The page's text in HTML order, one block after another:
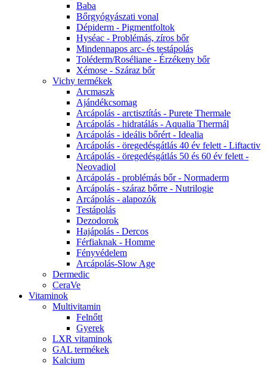
Baba
Bőrgyógyászati vonal
Dépiderm - Pigmentfoltok
Hyséac - Problémás, zíros bőr
Mindennapos arc- és testápolás
Toléderm/Roséliane - Érzékeny bőr
Xémose - Száraz bőr
Vichy termékek
Arcmaszk
Ajándékcsomag
Arcápolás - arctisztítás - Purete Thermale
Arcápolás - hidratálás - Aqualia Thermál
Arcápolás - ideális bőrért - Idealia
Arcápolás - öregedésgátlás 40 év felett - Liftactiv
Arcápolás - öregedésgátlás 50 és 60 év felett -
Neovadiol
Arcápolás - problémás bőr - Normaderm
Arcápolás - száraz bőrre - Nutrilogie
Arcápolás - alapozók
Testápolás
Dezodorok
Hajápolás - Dercos
Férfiaknak - Homme
Fényvédelem
Arcápolás-Slow Age
Dermedic
CeraVe
Vitaminok
Multivitamin
Felnőtt
Gyerek
LXR vitaminok
GAL termékek
Kalcium